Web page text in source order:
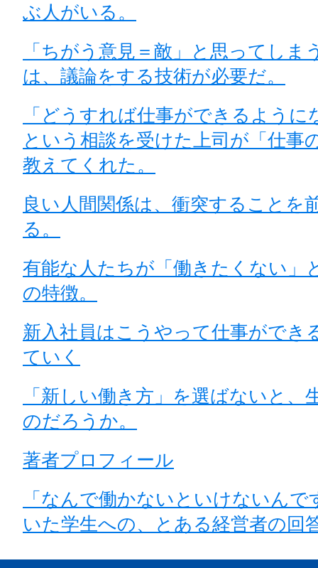
ぶ人がいる。
「ちがう意見＝敵」と思ってしま
は、議論をする技術が必要だ。
「どうすれば仕事ができるように
という相談を受けた上司が「仕事
教えてくれた。
良い人間関係は、衝突することを
る。
有能な人たちが「働きたくない」
の特徴。
新入社員はこうやって仕事ができ
ていく
「新しい働き方」を選ばないと、
のだろうか。
著者プロフィール
「なんで働かないといけないんで
いた学生への、とある経営者の回